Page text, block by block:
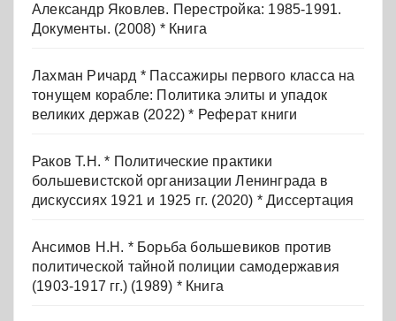
Александр Яковлев. Перестройка: 1985-1991.
Документы. (2008) * Книга
Лахман Ричард * Пассажиры первого класса на
тонущем корабле: Политика элиты и упадок
великих держав (2022) * Реферат книги
Раков Т.Н. * Политические практики
большевистской организации Ленинграда в
дискуссиях 1921 и 1925 гг. (2020) * Диссертация
Ансимов Н.Н. * Борьба большевиков против
политической тайной полиции самодержавия
(1903-1917 гг.) (1989) * Книга